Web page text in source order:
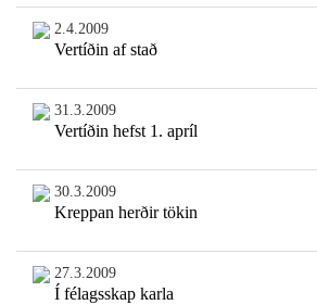
2.4.2009
Vertíðin af stað
31.3.2009
Vertíðin hefst 1. apríl
30.3.2009
Kreppan herðir tökin
27.3.2009
Í félagsskap karla